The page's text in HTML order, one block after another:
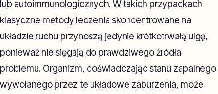
lub autoimmunologicznych. W takich przypadkach
klasyczne metody leczenia skoncentrowane na
układzie ruchu przynoszą jedynie krótkotrwałą ulgę,
ponieważ nie sięgają do prawdziwego źródła
problemu. Organizm, doświadczając stanu zapalnego
wywołanego przez te układowe zaburzenia, może